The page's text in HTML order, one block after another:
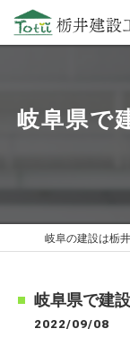
岐阜県で
岐阜県で建
2022/09/08